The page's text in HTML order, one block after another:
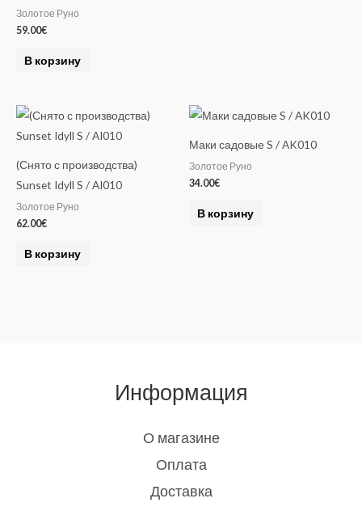
Золотое Руно
59.00€
В корзину
(Снято с производства)
Sunset Idyll S / AI010
Золотое Руно
62.00€
В корзину
Маки садовые S / AK010
Золотое Руно
34.00€
В корзину
Информация
О магазине
Оплата
Доставка